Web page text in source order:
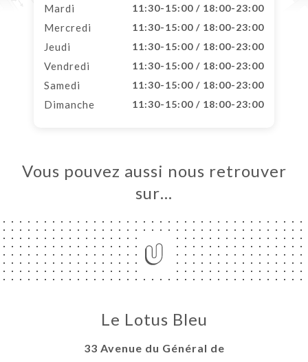
Mardi 11:30-15:00 / 18:00-23:00
Mercredi 11:30-15:00 / 18:00-23:00
Jeudi 11:30-15:00 / 18:00-23:00
Vendredi 11:30-15:00 / 18:00-23:00
Samedi 11:30-15:00 / 18:00-23:00
Dimanche 11:30-15:00 / 18:00-23:00
Vous pouvez aussi nous retrouver
sur…
Le Lotus Bleu
33 Avenue du Général de